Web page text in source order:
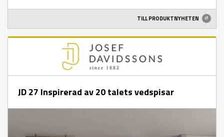
TILL PRODUKTNYHETEN
JD 27 Inspirerad av 20 talets vedspisar